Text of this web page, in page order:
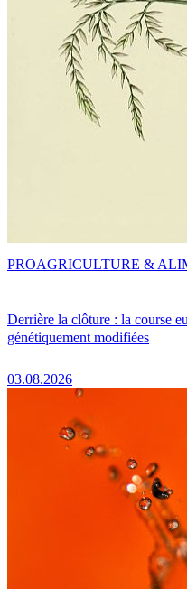
Derrière la clôture : la course
génétiquement modifiées
03.08.2026
PROAGRICULTURE &